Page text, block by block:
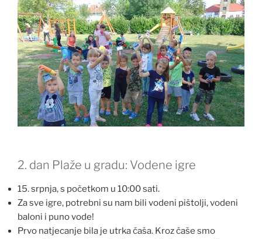
2. dan Plaže u gradu: Vodene igre
15. srpnja, s početkom u 10:00 sati.
Za sve igre, potrebni su nam bili vodeni pištolji, vodeni
baloni i puno vode!
Prvo natjecanje bila je utrka čaša. Kroz čaše smo